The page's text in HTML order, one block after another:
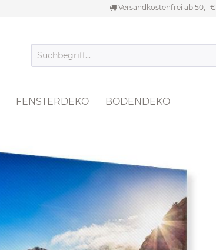
Versandkostenfrei ab 50,- €
FENSTERDEKO BODENDEKO